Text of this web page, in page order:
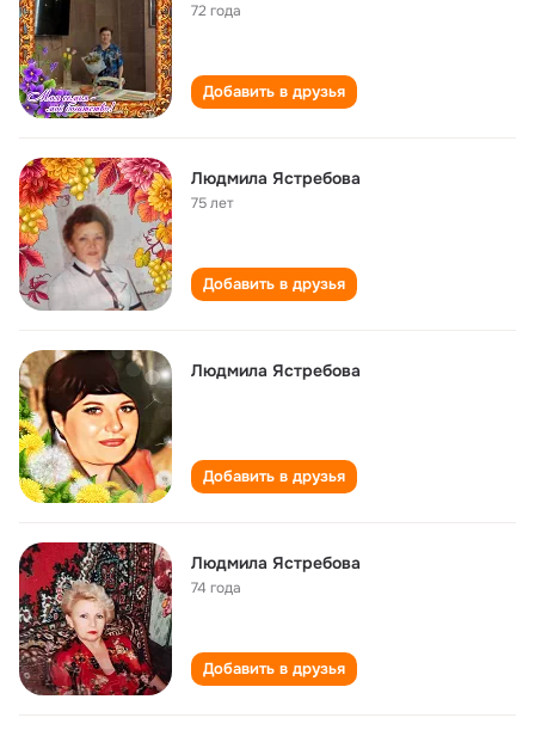
72 года
Добавить в друзья
Людмила Ястребова
75 лет
Добавить в друзья
Людмила Ястребова
Добавить в друзья
Людмила Ястребова
74 года
Добавить в друзья